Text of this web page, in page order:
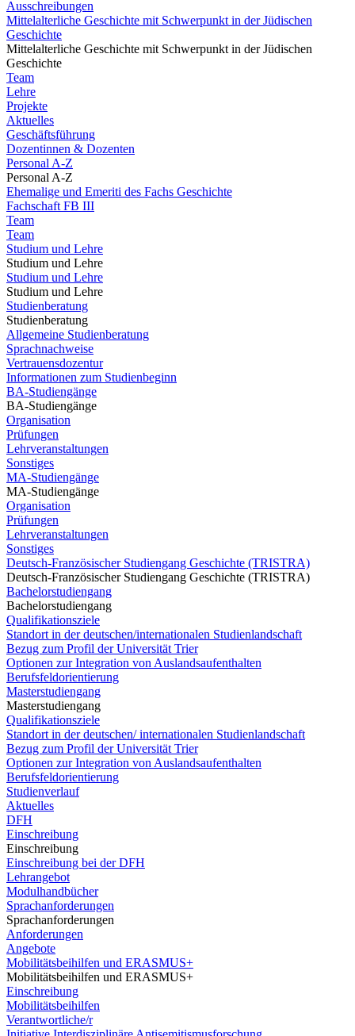
Ausschreibungen
Mittelalterliche Geschichte mit Schwerpunkt in der Jüdischen
Geschichte
Mittelalterliche Geschichte mit Schwerpunkt in der Jüdischen
Geschichte
Team
Lehre
Projekte
Aktuelles
Geschäftsführung
Dozentinnen & Dozenten
Personal A-Z
Personal A-Z
Ehemalige und Emeriti des Fachs Geschichte
Fachschaft FB III
Team
Team
Studium und Lehre
Studium und Lehre
Studium und Lehre
Studium und Lehre
Studienberatung
Studienberatung
Allgemeine Studienberatung
Sprachnachweise
Vertrauensdozentur
Informationen zum Studienbeginn
BA-Studiengänge
BA-Studiengänge
Organisation
Prüfungen
Lehrveranstaltungen
Sonstiges
MA-Studiengänge
MA-Studiengänge
Organisation
Prüfungen
Lehrveranstaltungen
Sonstiges
Deutsch-Französischer Studiengang Geschichte (TRISTRA)
Deutsch-Französischer Studiengang Geschichte (TRISTRA)
Bachelorstudiengang
Bachelorstudiengang
Qualifikationsziele
Standort in der deutschen/internationalen Studienlandschaft
Bezug zum Profil der Universität Trier
Optionen zur Integration von Auslandsaufenthalten
Berufsfeldorientierung
Masterstudiengang
Masterstudiengang
Qualifikationsziele
Standort in der deutschen/ internationalen Studienlandschaft
Bezug zum Profil der Universität Trier
Optionen zur Integration von Auslandsaufenthalten
Berufsfeldorientierung
Studienverlauf
Aktuelles
DFH
Einschreibung
Einschreibung
Einschreibung bei der DFH
Lehrangebot
Modulhandbücher
Sprachanforderungen
Sprachanforderungen
Anforderungen
Angebote
Mobilitätsbeihilfen und ERASMUS+
Mobilitätsbeihilfen und ERASMUS+
Einschreibung
Mobilitätsbeihilfen
Verantwortliche/r